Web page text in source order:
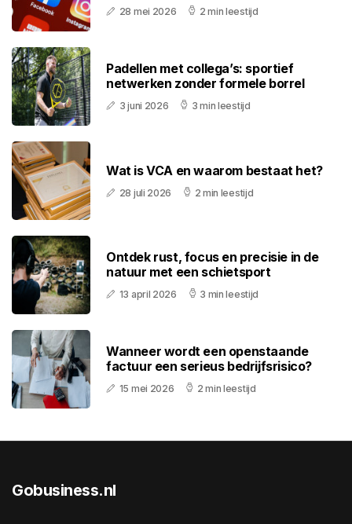
28 mei 2026 2 min leestijd
Padellen met collega’s: sportief
netwerken zonder formele borrel
3 juni 2026 3 min leestijd
Wat is VCA en waarom bestaat het?
28 juli 2026 2 min leestijd
Ontdek rust, focus en precisie in de
natuur met een schietsport
13 april 2026 3 min leestijd
Wanneer wordt een openstaande
factuur een serieus bedrijfsrisico?
15 mei 2026 2 min leestijd
Gobusiness.nl